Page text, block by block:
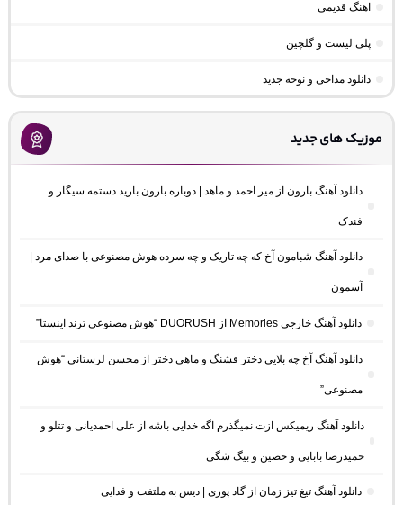
اهنگ قدیمی
پلی لیست و گلچین
دانلود مداحی و نوحه جدید
موزیک های جدید
دانلود آهنگ بارون از میر احمد و ماهد | دوباره بارون بارید دستمه سیگار و
فندک
دانلود آهنگ شبامون آخ که چه تاریک و چه سرده هوش مصنوعی با صدای مرد |
آسمون
دانلود آهنگ خارجی Memories از DUORUSH “هوش مصنوعی ترند اینستا”
دانلود آهنگ آخ چه بلایی دختر قشنگ و ماهی دختر از محسن لرستانی “هوش
مصنوعی”
دانلود آهنگ ریمیکس ازت نمیگذرم اگه خدایی باشه از علی احمدیانی و تتلو و
حمیدرضا بابایی و حصین و بیگ شگی
دانلود آهنگ تیغ تیز زمان از گاد پوری | دیس به ملتفت و فدایی